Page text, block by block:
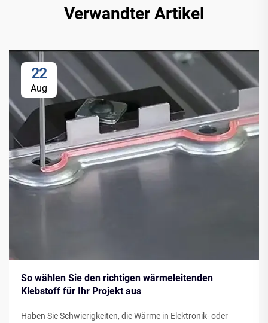
Verwandter Artikel
22
Aug
So wählen Sie den richtigen wärmeleitenden
Klebstoff für Ihr Projekt aus
Haben Sie Schwierigkeiten, die Wärme in Elektronik- oder